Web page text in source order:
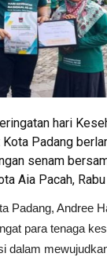
hari
Padang
senam
Aia Pacah,
Padang, Andree
para tenaga
dalam